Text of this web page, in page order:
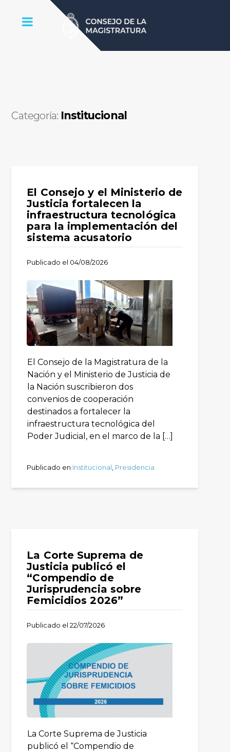
Categoría: Institucional
El Consejo y el Ministerio de
Justicia fortalecen la
infraestructura tecnológica
para la implementación del
sistema acusatorio
Publicado el 04/08/2026
El Consejo de la Magistratura de la
Nación y el Ministerio de Justicia de
la Nación suscribieron dos
convenios de cooperación
destinados a fortalecer la
infraestructura tecnológica del
Poder Judicial, en el marco de la […]
Publicado en Institucional Presidencia
La Corte Suprema de
Justicia publicó el
“Compendio de
Jurisprudencia sobre
Femicidios 2026”
Publicado el22/07/2026
La Corte Suprema de Justicia
publicó el “Compendio de